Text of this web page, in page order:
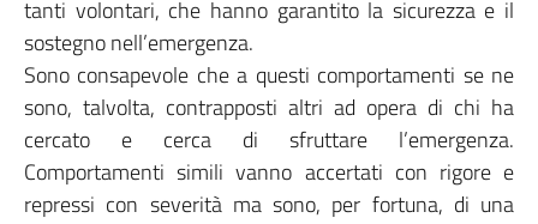
tanti volontari, che hanno garantito la sicurezza e il
sostegno nell’emergenza.
Sono consapevole che a questi comportamenti se ne
sono, talvolta, contrapposti altri ad opera di chi ha
cercato e cerca di sfruttare l’emergenza.
Comportamenti simili vanno accertati con rigore e
repressi con severità ma sono, per fortuna, di una